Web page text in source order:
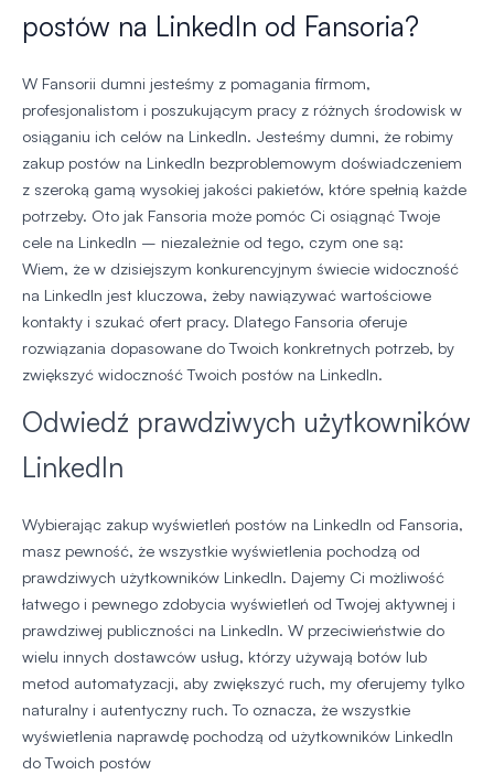
postów na LinkedIn od Fansoria?
W Fansorii dumni jesteśmy z pomagania firmom,
profesjonalistom i poszukującym pracy z różnych środowisk w
osiąganiu ich celów na LinkedIn. Jesteśmy dumni, że robimy
zakup postów na LinkedIn bezproblemowym doświadczeniem
z szeroką gamą wysokiej jakości pakietów, które spełnią każde
potrzeby. Oto jak Fansoria może pomóc Ci osiągnąć Twoje
cele na LinkedIn – niezależnie od tego, czym one są:
Wiem, że w dzisiejszym konkurencyjnym świecie widoczność
na LinkedIn jest kluczowa, żeby nawiązywać wartościowe
kontakty i szukać ofert pracy. Dlatego Fansoria oferuje
rozwiązania dopasowane do Twoich konkretnych potrzeb, by
zwiększyć widoczność Twoich postów na LinkedIn.
Odwiedź prawdziwych użytkowników
LinkedIn
Wybierając zakup wyświetleń postów na LinkedIn od Fansoria,
masz pewność, że wszystkie wyświetlenia pochodzą od
prawdziwych użytkowników LinkedIn. Dajemy Ci możliwość
łatwego i pewnego zdobycia wyświetleń od Twojej aktywnej i
prawdziwej publiczności na LinkedIn. W przeciwieństwie do
wielu innych dostawców usług, którzy używają botów lub
metod automatyzacji, aby zwiększyć ruch, my oferujemy tylko
naturalny i autentyczny ruch. To oznacza, że wszystkie
wyświetlenia naprawdę pochodzą od użytkowników LinkedIn
do Twoich postów